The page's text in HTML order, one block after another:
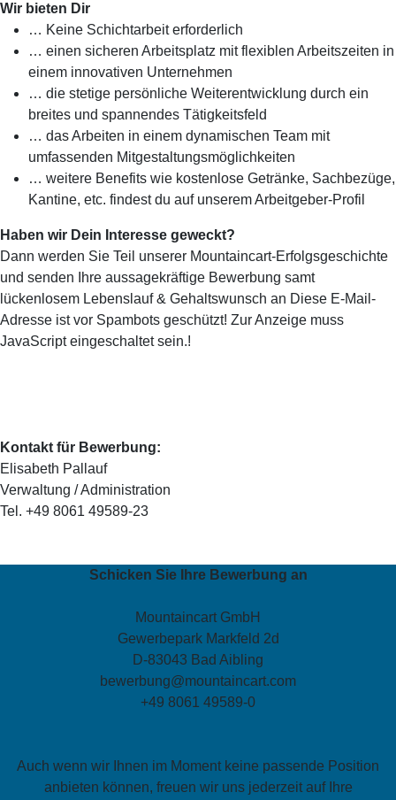
Wir bieten Dir
… Keine Schichtarbeit erforderlich
… einen sicheren Arbeitsplatz mit flexiblen Arbeitszeiten in
einem innovativen Unternehmen
… die stetige persönliche Weiterentwicklung durch ein
breites und spannendes Tätigkeitsfeld
… das Arbeiten in einem dynamischen Team mit
umfassenden Mitgestaltungsmöglichkeiten
… weitere Benefits wie kostenlose Getränke, Sachbezüge,
Kantine, etc. findest du auf unserem Arbeitgeber-Profil
Haben wir Dein Interesse geweckt?
Dann werden Sie Teil unserer Mountaincart-Erfolgsgeschichte
und senden Ihre aussagekräftige Bewerbung samt
lückenlosem Lebenslauf & Gehaltswunsch an Diese E-Mail-
Adresse ist vor Spambots geschützt! Zur Anzeige muss
JavaScript eingeschaltet sein.!
Kontakt für Bewerbung:
Elisabeth Pallauf
Verwaltung / Administration
Tel. +49 8061 49589-23
Schicken Sie Ihre Bewerbung an
Mountaincart GmbH
Gewerbepark Markfeld 2d
D-83043 Bad Aibling
bewerbung@mountaincart.com
+49 8061 49589-0
Auch wenn wir Ihnen im Moment keine passende Position
anbieten können, freuen wir uns jederzeit auf Ihre